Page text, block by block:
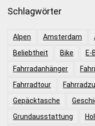
Schlagwörter
Alpen Amsterdam
Beliebtheit
Bike E-
Fahrradanhänger
Fahrradtour
Gepäcktasche
Grundausstattung